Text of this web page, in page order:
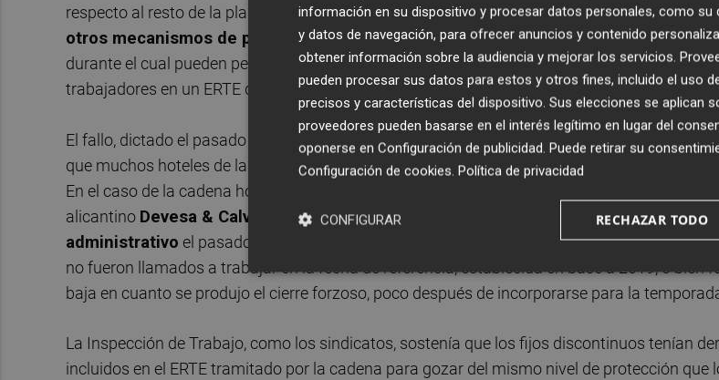
respecto al resto de la plantilla, ya que la profusión normativa del Gobierno en estos meses
otros mecanismos de protecciónpara este tipo de trabajadores (por ejemplo,
durante el cual pueden percibir la prestación por desempleo), y concluye que la inclusión o
trabajadores en un ERTE de fuerza mayor es "potestativa" de la empresa que tramita el
El fallo, dictado el pasado 29 de septiembre, puede ser recurrido, pero sienta un importante
que muchos hoteles de la provincia tampoco han incluido a sus trabajadores fijos
En el caso de la cadena hotelera a la que se refiere el fallo, representada por el despacho de
alicantino Devesa & Calvo (que fue el bufete que le tramitó el ERTE,
aprobado por silencio
administrativo el pasado mes de abril), la demanda se refería a 29 empleados fijos
no fueron llamados a trabajar en la fecha de referencia, establecida en base a 2019, o bien
baja en cuanto se produjo el cierre forzoso, poco después de incorporarse para la
La Inspección de Trabajo, como los sindicatos, sostenía que los fijos discontinuos tenían
incluidos en el ERTE tramitado por la cadena para gozar del mismo nivel de protección que
información en su dispositivo y procesar datos personales, como su
y datos de navegación, para ofrecer anuncios y contenido
obtener información sobre la audiencia y mejorar los servicios.
pueden procesar sus datos para estos y otros fines, incluido el uso
precisos y características del dispositivo. Sus elecciones se aplican
proveedores pueden basarse en el interés legítimo en lugar del
oponerse en Configuración de publicidad. Puede retirar su
Configuración de cookies. Política de privacidad
RECHAZAR TODO
CONFIGURAR